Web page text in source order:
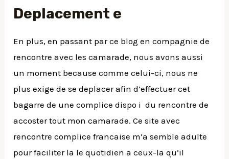
Deplacement e
En plus, en passant par ce blog en compagnie de
rencontre avec les camarade, nous avons aussi
un moment because comme celui-ci, nous ne
plus exige de se deplacer afin d’effectuer cet
bagarre de une complice dispo i du rencontre de
accoster tout mon camarade. Ce site avec
rencontre complice francaise m’a semble adulte
pour faciliter la le quotidien a ceux-la qu’il